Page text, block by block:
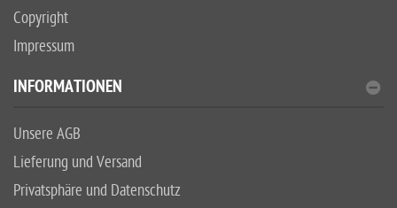
Copyright
Impressum
INFORMATIONEN
Unsere AGB
Lieferung und Versand
Privatsphäre und Datenschutz